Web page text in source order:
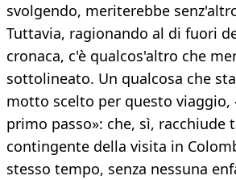
svolgendo, meriterebbe
Tuttavia, ragionando al di fuori
cronaca, c'è qualcos'altro che
sottolineato. Un qualcosa che
motto scelto per questo viaggio,
primo passo»: che, sì, racchiude
contingente della visita in
stesso tempo, senza nessuna